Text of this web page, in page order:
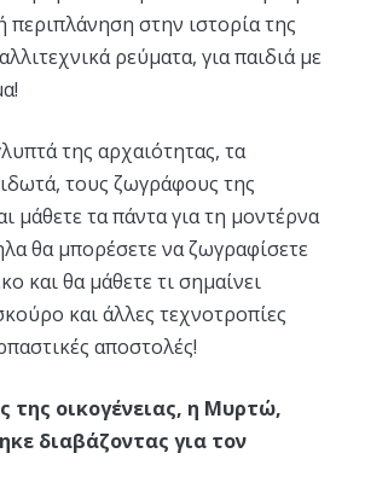
περιπλάνηση στην ιστορία της
ρεύματα, για παιδιά με
της αρχαιότητας, τα
τους ζωγράφους της
μάθετε τα πάντα για τη μοντέρνα
θα μπορέσετε να ζωγραφίσετε
και θα μάθετε τι σημαίνει
και άλλες τεχνοτροπίες
αποστολές!
της οικογένειας, η Μυρτώ,
διαβάζοντας για τον